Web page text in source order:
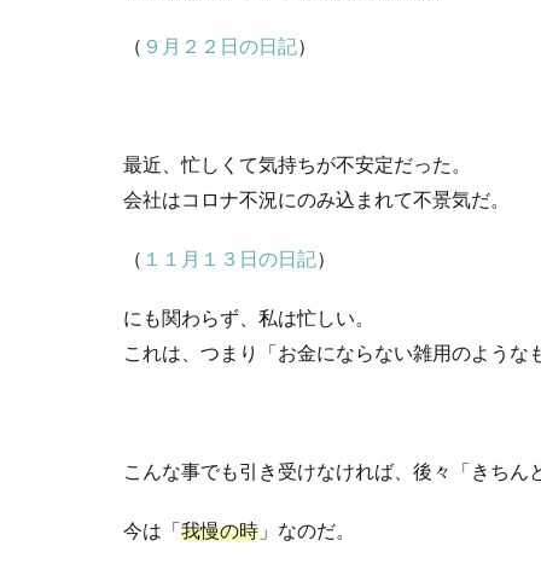
（ ９月２２日の日記）
最近、忙しくて気持ちが不安定だった。
会社はコロナ不況にのみ込まれて不景気だ。
（ １１月１３日の日記）
にも関わらず、私は忙しい。
これは、つまり「お金にならない雑用のような
こんな事でも引き受けなければ、後々「きちん
今は「我慢の時 」なのだ。